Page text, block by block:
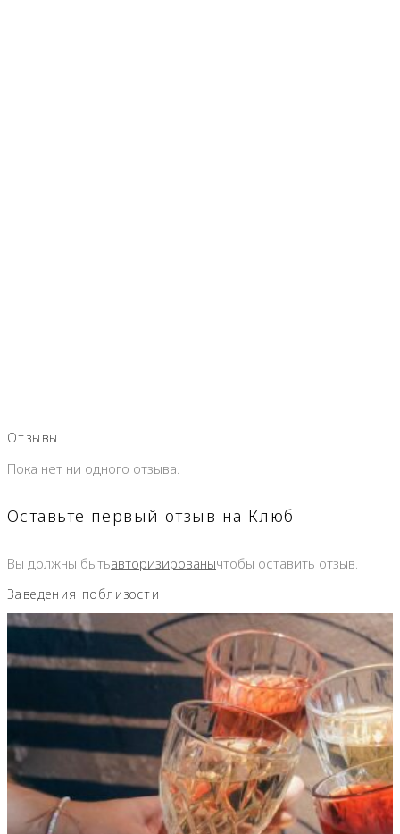
Отзывы
Пока нет ни одного отзыва.
Оставьте первый отзыв на Клюб
Вы должны бытьавторизированычтобы оставить отзыв.
Заведения поблизости